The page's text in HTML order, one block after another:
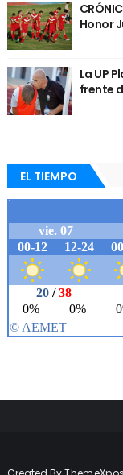
Honor
La UP
frente
EL TIEMPO